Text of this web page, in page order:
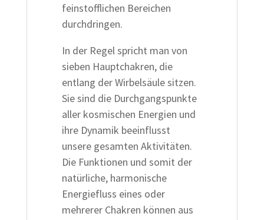
feinstofflichen Bereichen
durchdringen.
In der Regel spricht man von
sieben Hauptchakren, die
entlang der Wirbelsäule sitzen.
Sie sind die Durchgangspunkte
aller kosmischen Energien und
ihre Dynamik beeinflusst
unsere gesamten Aktivitäten.
Die Funktionen und somit der
natürliche, harmonische
Energiefluss eines oder
mehrerer Chakren können aus